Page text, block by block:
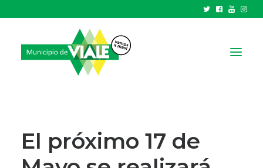
GOBIERNO
HCD
El próximo 17 de